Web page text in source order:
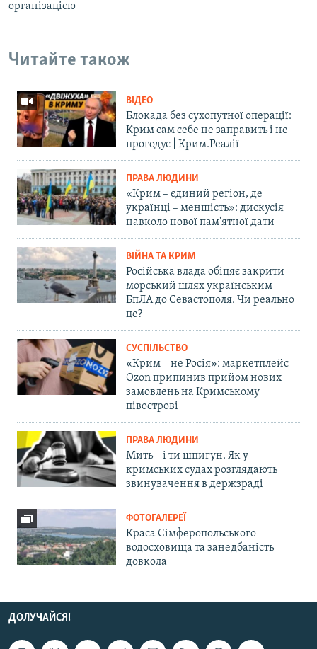
організацією
Читайте також
ВІДЕО
Блокада без сухопутної операції:
Крим сам себе не заправить і не
прогодує | Крим.Реалії
ПРАВА ЛЮДИНИ
«Крим – єдиний регіон, де
українці – меншість»: дискусія
навколо нової пам'ятної дати
ВІЙНА ТА КРИМ
Російська влада обіцяє закрити
морський шлях українським
БпЛА до Севастополя. Чи реально
це?
СУСПІЛЬСТВО
«Крим – не Росія»: маркетплейс
Ozon припинив прийом нових
замовлень на Кримському
півострові
ПРАВА ЛЮДИНИ
Мить – і ти шпигун. Як у
кримських судах розглядають
звинувачення в держзраді
ФОТОГАЛЕРЕЇ
Краса Сімферопольського
водосховища та занедбаність
довкола
ДОЛУЧАЙСЯ!